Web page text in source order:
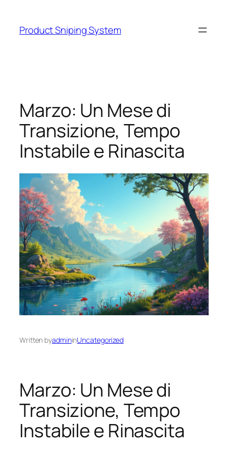
content
Product Sniping System
Marzo: Un Mese di
Transizione, Tempo
Instabile e Rinascita
Written byadmininUncategorized
Marzo: Un Mese di
Transizione, Tempo
Instabile e Rinascita